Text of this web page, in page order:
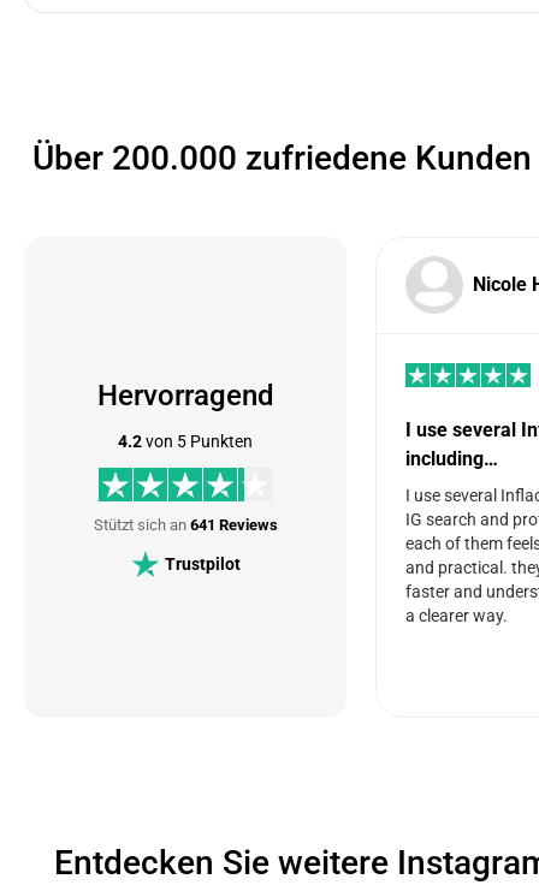
Über 200.000 zufriedene Kunden
Hervorragend
4.2von 5 Punkten
Stützt sich an641 Reviews
Trustpilot
Nicole
I use several
including…
I use several
IG search and
each of them
and practical.
faster and
a clearer way.
Entdecken Sie weitere